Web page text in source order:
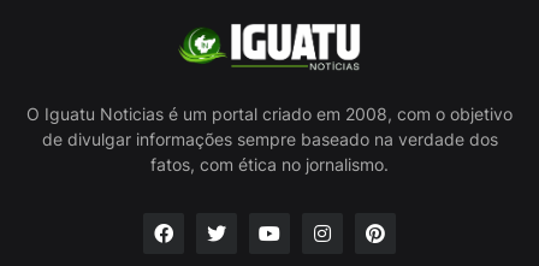
O Iguatu Noticias é um portal criado em 2008, com o objetivo
de divulgar informações sempre baseado na verdade dos
fatos, com ética no jornalismo.